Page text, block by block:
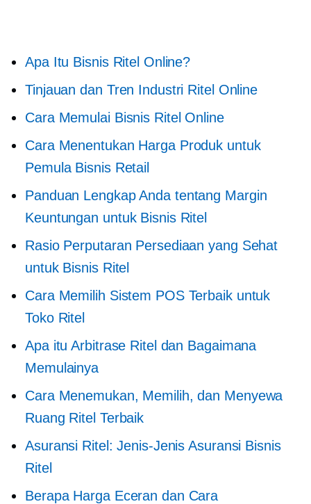
Apa Itu Bisnis Ritel Online?
Tinjauan dan Tren Industri Ritel Online
Cara Memulai Bisnis Ritel Online
Cara Menentukan Harga Produk untuk
Pemula Bisnis Retail
Panduan Lengkap Anda tentang Margin
Keuntungan untuk Bisnis Ritel
Rasio Perputaran Persediaan yang Sehat
untuk Bisnis Ritel
Cara Memilih Sistem POS Terbaik untuk
Toko Ritel
Apa itu Arbitrase Ritel dan Bagaimana
Memulainya
Cara Menemukan, Memilih, dan Menyewa
Ruang Ritel Terbaik
Asuransi Ritel: Jenis-Jenis Asuransi Bisnis
Ritel
Berapa Harga Eceran dan Cara